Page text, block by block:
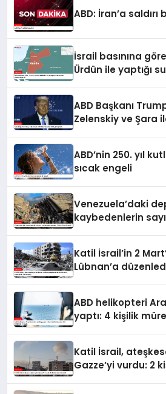
ABD: İran’a saldırı
İsrail basınına
Ürdün ile yaptığı
ABD Başkanı
Zelenskiy ve Şara
ABD’nin 250. yıl
sıcak engeli
Venezuela’daki
kaybedenlerin
Katil İsrail’in 2
Lübnan’a
ABD helikopteri
yaptı: 4 kişilik
Katil İsrail,
Gazze’yi vurdu: 2